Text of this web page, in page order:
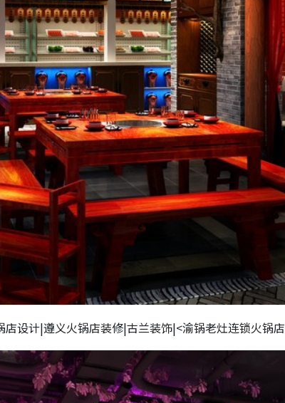
店设计|遵义火锅店装修|古兰装饰|<渝锅老灶连锁火锅